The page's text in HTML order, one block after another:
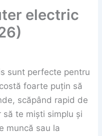
electric
sunt perfecte pentru
foarte puțin să
scăpând rapid de
să te miști simplu și
muncă sau la